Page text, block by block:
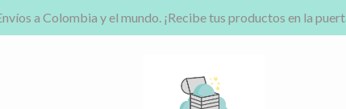
a Colombia y el mundo. ¡Recibe tus productos en la